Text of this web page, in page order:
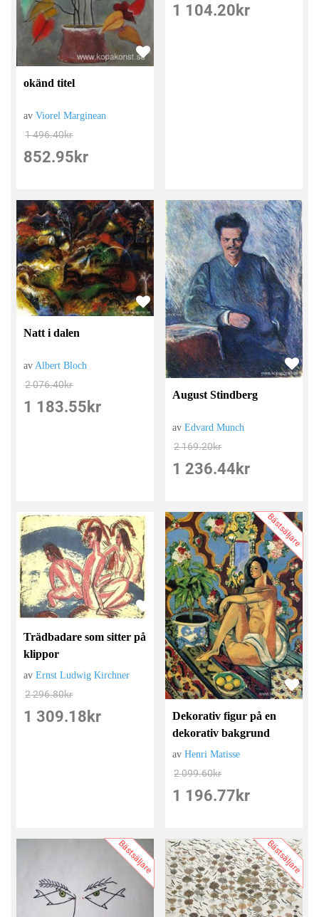
okänd titel
avViorel Marginean
1 496.40kr
852.95 kr
1 104.20 kr
Natt i dalen
av Albert Bloch
2 076.40kr
1 183.55 kr
August Stindberg
avEdvard Munch
2 169.20kr
1 236.44 kr
Trädbadare som sitter på
klippor
avErnst Ludwig Kirchner
2 296.80kr
1 309.18 kr
Bästsäljare
Dekorativ figur på en
dekorativ bakgrund
avHenri Matisse
2 099.60kr
1 196.77 kr
Bästsäljare Bästsäljare